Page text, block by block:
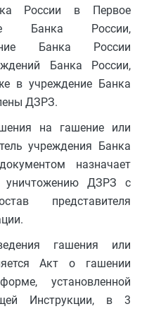
России в Первое
Банка России,
Банка России
Банка России,
в учреждение Банка
ДЗРЗ.
на гашение или
учреждения Банка
назначает
ДЗРЗ с
представителя
гашения или
Акт о гашении
установленной
Инструкции, в 3